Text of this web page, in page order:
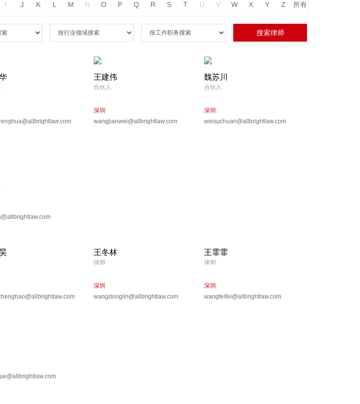
I J K L M N O P Q R S T U V W X Y Z 所有
王建伟
合伙人
深圳
wangjianwei@allbrightlaw.com
魏苏川
合伙人
深圳
weisuchuan@allbrightlaw.com
王冬林
律师
深圳
wangdonglin@allbrightlaw.com
王霏霏
律师
深圳
wangfeifei@allbrightlaw.com